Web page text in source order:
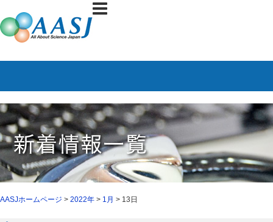
AASJホームページ > 2022年 > 1月 > 13日